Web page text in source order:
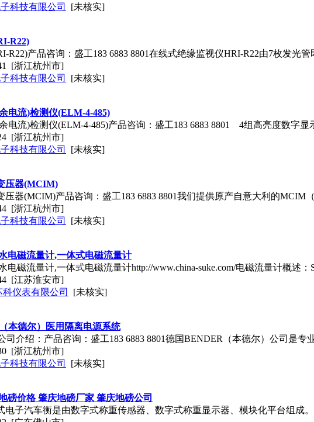
科技有限公司
[未核实]
R22)
R22)产品咨询：盛工183 6883 8801在线式绝缘监视仪HRI-R22由7枚发光
[浙江杭州市]
科技有限公司
[未核实]
电流)检测仪(ELM-4-485)
电流)检测仪(ELM-4-485)产品咨询：盛工183 6883 8801 4组高亮度数字
[浙江杭州市]
科技有限公司
[未核实]
压器(MCIM)
压器(MCIM)产品咨询：盛工183 6883 8801我们提供原产自意大利的MCIM
[浙江杭州市]
科技有限公司
[未核实]
电磁流量计,一体式电磁流量计
电磁流量计,一体式电磁流量计http://www.china-suke.com/电磁流量计概述
[江苏淮安市]
仪表有限公司
[未核实]
本德尔）医用隔离电源系统
司介绍：产品咨询：盛工183 6883 8801德国BENDER（本德尔）公司是
[浙江杭州市]
科技有限公司
[未核实]
磅价格 肇庆地磅厂家 肇庆地磅公司
电子汽车衡是由数字式称重传感器、数字式称重显示器、模块化平台组成